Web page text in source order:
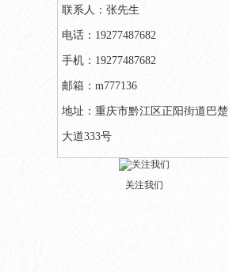
联系人：张先生
电话：19277487682
手机：19277487682
邮箱：m777136
地址：重庆市黔江区正阳街道巴楚
大道333号
关注我们